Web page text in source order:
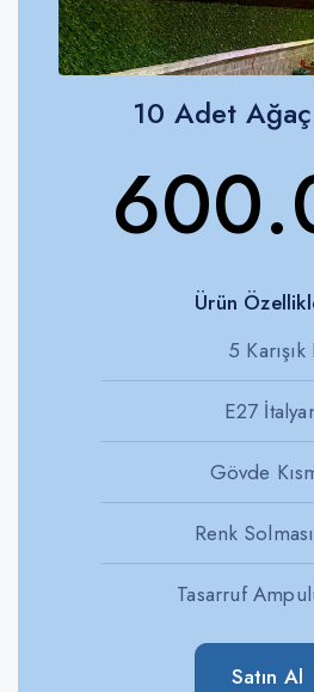
10 Adet
Ürün
5
E27
Gövde
Renk
Tasarruf
Satın Al